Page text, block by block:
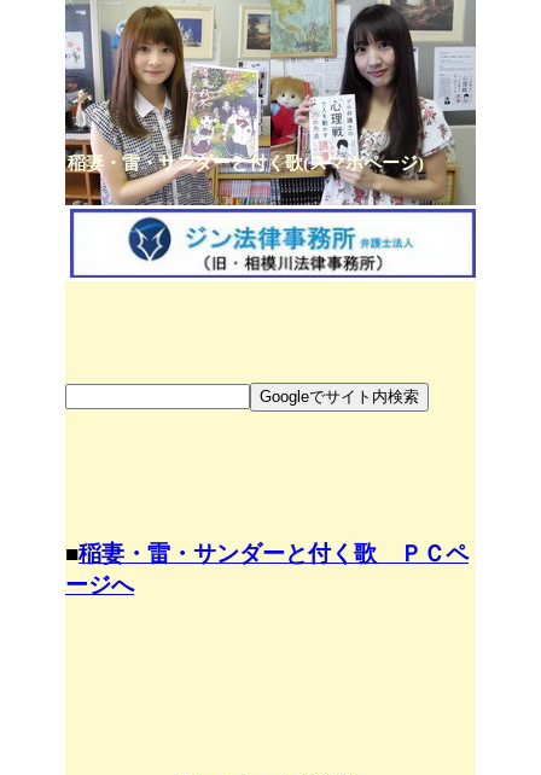
稲妻・雷・サンダーと付く歌(スマホページ)
■稲妻・雷・サンダーと付く歌 ＰＣペ
ージへ